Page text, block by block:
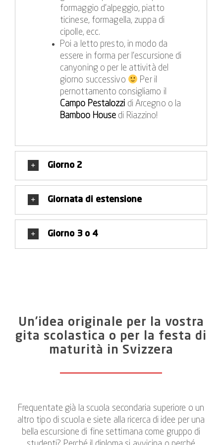
potrete portare a casa con voi, naturalmente.
Vi facilitiamo la pianificazione con tre tour collaudati
e facilmente gestibili da classi di scuola secondaria.
Tra questi, l'escursione di prova in Val di Vira, il
canyoning di gruppo base a Corippo e il canyoning
pro per gruppi scolastici a Boggera. Le condizioni
possono essere prenotate anche in modo flessibile,
poiché vi offriamo tariffe scaglionate, tenendo
conto del fatto che le classi scolastiche hanno
incluso nel prezzo totale.
formaggio d’alpeggio, piatto
ticinese, formagella, zuppa di
cipolle, ecc.
Poi a letto presto, in modo da
essere in forma per l’escursione di
canyoning o per le attività del
giorno successivo
Per il
pernottamento consigliamo il
Campo Pestalozzi di Arcegno o la
Bamboo House di Riazzino!
Giorno 2
Giornata di estensione
Giorno 3 o 4
Un’idea originale per la vostra
gita scolastica o per la festa di
maturità in Svizzera
Frequentate già la scuola secondaria superiore o un
altro tipo di scuola e siete alla ricerca di idee per una
bella escursione di fine settimana come gruppo di